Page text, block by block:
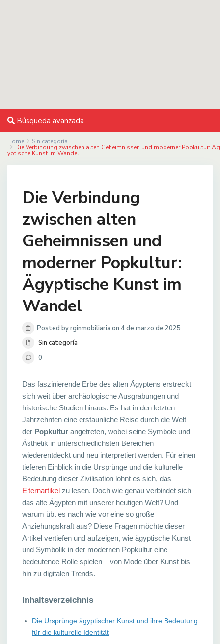
Búsqueda avanzada
Home Sin categoría
Die Verbindung zwischen alten Geheimnissen und moderner Popkultur: Äg
yptische Kunst im Wandel
Die Verbindung
zwischen alten
Geheimnissen und
moderner Popkultur:
Ägyptische Kunst im
Wandel
Posted by rginmobiliaria on 4 de marzo de 2025
Sin categoría
0
Das faszinierende Erbe des alten Ägyptens erstreckt
sich weit über archäologische Ausgrabungen und
historische Studien hinaus. Es hat in den letzten
Jahrzehnten eine erstaunliche Reise durch die Welt
der Popkultur angetreten, wobei seine Symbole und
Ästhetik in unterschiedlichsten Bereichen
wiederentdeckt und neu interpretiert werden. Für einen
tieferen Einblick in die Ursprünge und die kulturelle
Bedeutung dieser Zivilisation lohnt es sich, das
Elternartikel zu lesen. Doch wie genau verbindet sich
das alte Ägypten mit unserer heutigen Welt? Und
warum übt es nach wie vor eine so große
Anziehungskraft aus? Diese Fragen möchte dieser
Artikel vertiefen und aufzeigen, wie ägyptische Kunst
und Symbolik in der modernen Popkultur eine
bedeutende Rolle spielen – von Mode über Kunst bis
hin zu digitalen Trends.
Inhaltsverzeichnis
Die Ursprünge ägyptischer Kunst und ihre Bedeutung
für die kulturelle Identität